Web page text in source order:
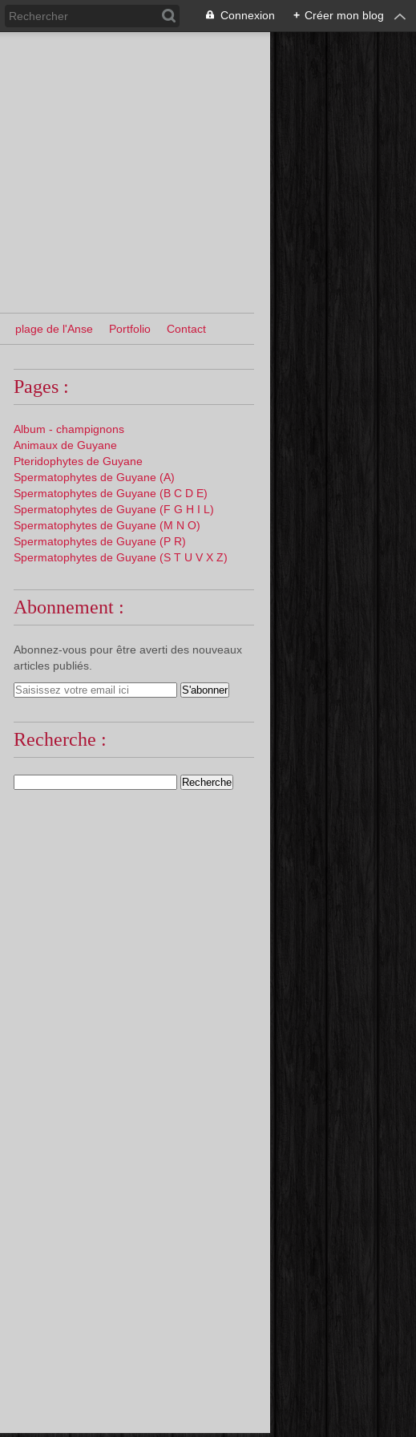
Connexion + Créer mon blog
plage de l'Anse Portfolio Contact
Pages :
Album - champignons
Animaux de Guyane
Pteridophytes de Guyane
Spermatophytes de Guyane (A)
Spermatophytes de Guyane (B C D E)
Spermatophytes de Guyane (F G H I L)
Spermatophytes de Guyane (M N O)
Spermatophytes de Guyane (P R)
Spermatophytes de Guyane (S T U V X Z)
Abonnement :
Abonnez-vous pour être averti des nouveaux
articles publiés.
Recherche :